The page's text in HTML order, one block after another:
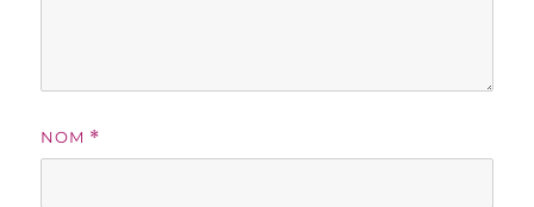
NOM *